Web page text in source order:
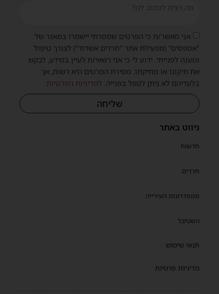
ניווט באתר
חדשות
חרדים
ממסדרונות העירייה
השטיבל
תנאי שימוש
מדיניות פרטיות
אני מאשר/ת כי הפרטים שמסרתי יישמרו במאגר של
"אמפסיס" (מפעילת אתר "חרדים אשדוד") לצורך טיפול
ומענה לפנייתי. ידוע לי כי אני רשאי/ת לעיין במידע, לבקש
את תיקונו או מחיקתו. מסירת הפרטים היא רשות, אך
בלעדיהם לא ניתן לטפל בפנייה. למדיניות הפרטיות
שליחה